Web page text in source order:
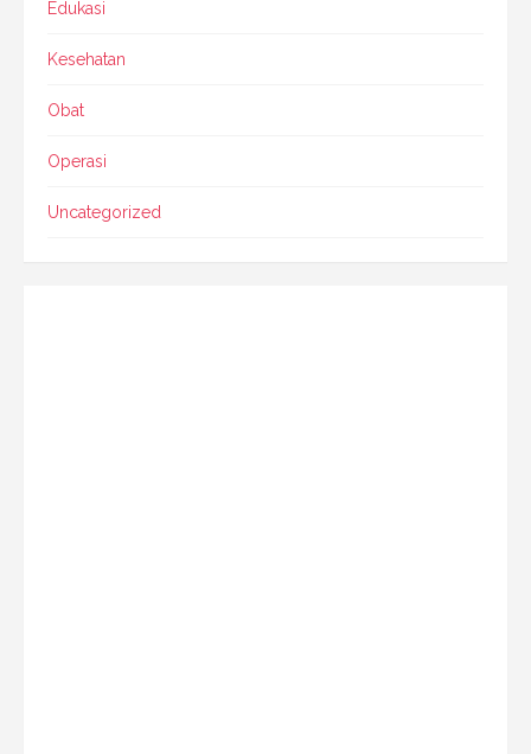
Edukasi
Kesehatan
Obat
Operasi
Uncategorized